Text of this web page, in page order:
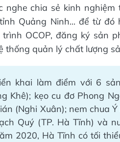
nghe chia sẻ kinh
Quảng Ninh... để từ
OCOP, đăng ký sản
thống quản lý chất lượng
khai làm điểm với 6
Khê); kẹo cu đơ Phong
(Nghi Xuân); nem chua
Quý (TP. Hà Tĩnh) và
2020, Hà Tĩnh có tối